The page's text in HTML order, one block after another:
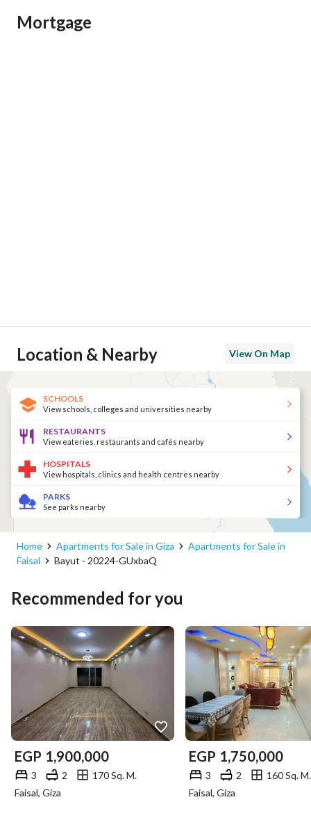
Mortgage
Location & Nearby View On Map
SCHOOLS
View schools, colleges and universities nearby
RESTAURANTS
View eateries, restaurants and cafés nearby
HOSPITALS
View hospitals, clinics and health centres nearby
PARKS
See parks nearby
Home Apartments for Sale in Giza
Apartments for Sale in
Faisal
Bayut - 20224-GUxbaQ
Recommended for you
EGP 1,900,000
3 2
170 Sq. M.
Faisal, Giza
EGP 1,750,000
3 2
160 Sq. M.
Faisal, Giza